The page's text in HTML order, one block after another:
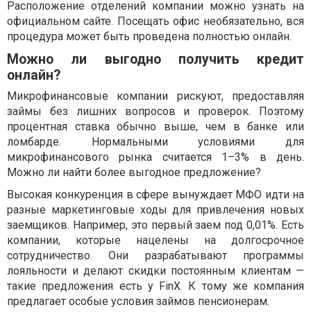
Расположение отделений компании можно узнать на
официальном сайте. Посещать офис необязательно, вся
процедура может быть проведена полностью онлайн.
Можно ли выгодно получить кредит
онлайн?
Микрофинансовые компании рискуют, предоставляя
займы без лишних вопросов и проверок. Поэтому
процентная ставка обычно выше, чем в банке или
ломбарде. Нормальными условиями для
микрофинансового рынка считается 1–3% в день.
Можно ли найти более выгодное предложение?
Высокая конкуренция в сфере вынуждает МФО идти на
разные маркетинговые ходы для привлечения новых
заемщиков. Например, это первый заем под 0,01%. Есть
компании, которые нацелены на долгосрочное
сотрудничество. Они разрабатывают программы
лояльности и делают скидки постоянным клиентам —
такие предложения есть у FinX. К тому же компания
предлагает особые условия займов пенсионерам.